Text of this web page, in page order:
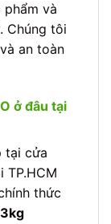
phẩm và
Chúng tôi
an toàn
ở đâu tại
tại cửa
TP.HCM
thức